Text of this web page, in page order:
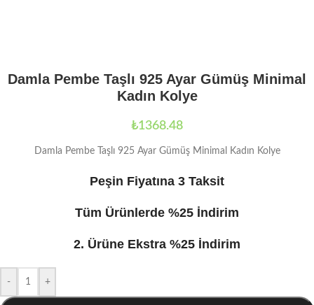
Damla Pembe Taşlı 925 Ayar Gümüş Minimal
Kadın Kolye
₺1368.48
Damla Pembe Taşlı 925 Ayar Gümüş Minimal Kadın Kolye
Peşin Fiyatına 3 Taksit
Tüm Ürünlerde %25 İndirim
2. Ürüne Ekstra %25 İndirim
- +